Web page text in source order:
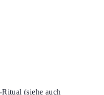
(siehe auch